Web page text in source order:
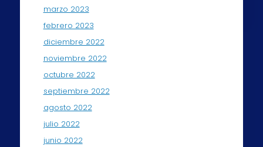
marzo 2023
febrero 2023
diciembre 2022
noviembre 2022
octubre 2022
septiembre 2022
agosto 2022
julio 2022
junio 2022